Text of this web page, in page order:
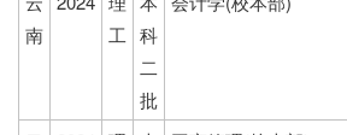
南
工 科
二
批